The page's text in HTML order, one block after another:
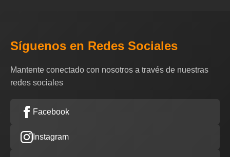
Síguenos en Redes Sociales
Mantente conectado con nosotros a través de nuestras
redes sociales
Facebook
Instagram